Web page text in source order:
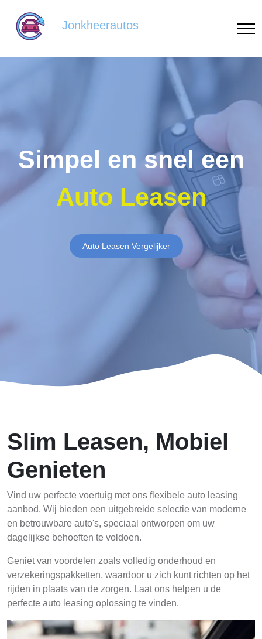
Jonkheerautos
Simpel en snel een
Auto Leasen
Auto Leasen Vergelijker
Slim Leasen, Mobiel
Genieten
Vind uw perfecte voertuig met ons flexibele auto leasing
aanbod. Wij bieden een uitgebreide selectie van moderne
en betrouwbare auto's, speciaal ontworpen om uw
dagelijkse behoeften te voldoen.
Geniet van voordelen zoals volledig onderhoud en
verzekeringspakketten, waardoor u zich kunt richten op het
rijden in plaats van de zorgen. Laat ons helpen u de
perfecte auto leasing oplossing te vinden.